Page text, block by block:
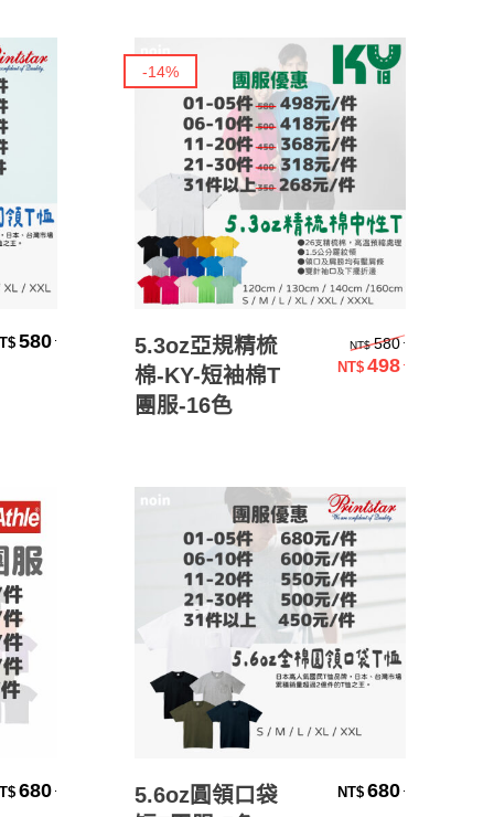
580 .
-14%
選擇規格
5.3oz亞規精梳
棉-KY-短袖棉T
團服-16色
NT$ 580.原始價格
NT$ 498 .
680 選擇規格
5.6oz圓領口袋
NT$ 680